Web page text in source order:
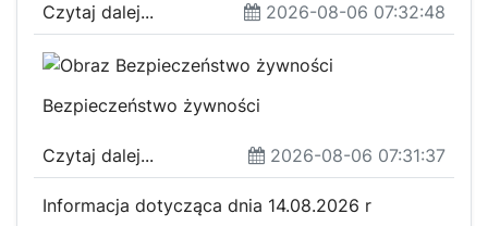
Czytaj dalej... 2026-08-06 07:32:48
Bezpieczeństwo żywności
Czytaj dalej... 2026-08-06 07:31:37
Informacja dotycząca dnia 14.08.2026 r